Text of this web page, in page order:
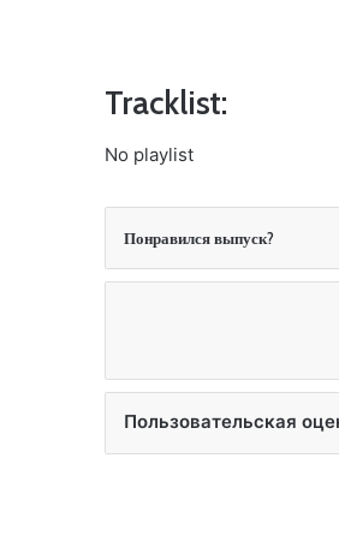
Tracklist:
No playlist
Понравился выпуск?
Пользовательская